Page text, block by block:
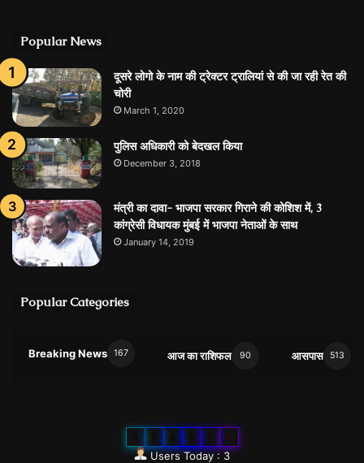
Popular News
दूसरे लोगो के नाम की ट्रेक्‍टर ट्रालियां से की जा रही रेत की
चोरी
March 1, 2020
पुलिस अधिकारी को बेदखल किया
December 3, 2018
मंत्री का दावा- भाजपा सरकार गिराने की कोशिश में, 3
कांग्रेसी विधायक मुंबई में भाजपा नेताओं के साथ
January 14, 2019
Popular Categories
Breaking News 167 आज का राशिफल 90 आसपास 513
4
Users Today : 3